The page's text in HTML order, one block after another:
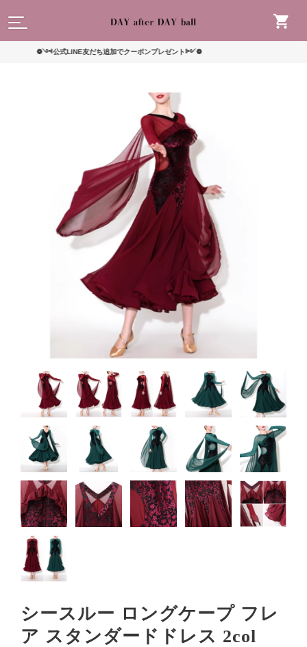
❁༺公式LINE友だち追加でクーポンプレゼント༻❁
シースルー ロングケープ フレ
ア スタンダードドレス 2col